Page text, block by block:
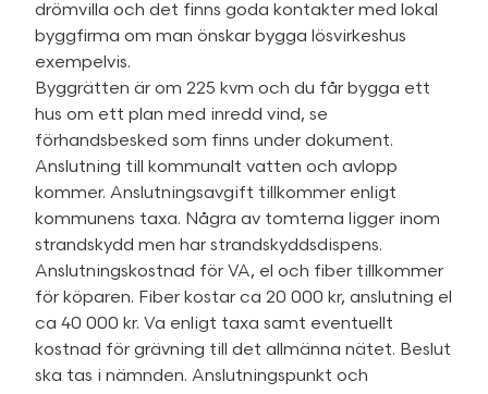
drömvilla och det finns goda kontakter med lokal
byggfirma om man önskar bygga lösvirkeshus
exempelvis.
Byggrätten är om 225 kvm och du får bygga ett
hus om ett plan med inredd vind, se
förhandsbesked som finns under dokument.
Anslutning till kommunalt vatten och avlopp
kommer. Anslutningsavgift tillkommer enligt
kommunens taxa. Några av tomterna ligger inom
strandskydd men har strandskyddsdispens.
Anslutningskostnad för VA, el och fiber tillkommer
för köparen. Fiber kostar ca 20 000 kr, anslutning el
ca 40 000 kr. Va enligt taxa samt eventuellt
kostnad för grävning till det allmänna nätet. Beslut
ska tas i nämnden. Anslutningspunkt och